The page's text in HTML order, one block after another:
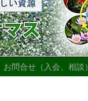
お問合せ（入会、相談）